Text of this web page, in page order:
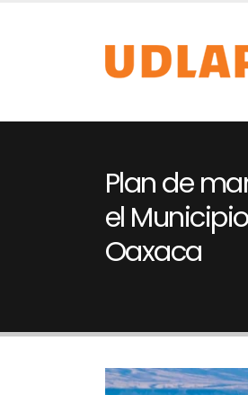
Plan de
el
Oaxaca